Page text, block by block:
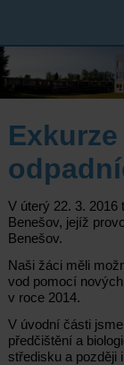
V úterý 22. 3.
Benešov, jejíž
Benešov.
Naši žáci měli
vod pomocí
v roce 2014.
V úvodní části
předčištění a
středisku a později